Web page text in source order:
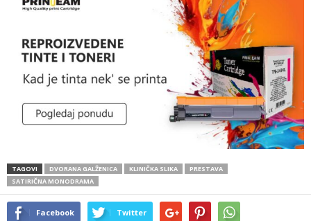
TAGOVI DVORANA GALŽENICA KLINIČKA SLIKA
PRESTAVA
SATIRIČNA MONODRAMA
Facebook Twitter